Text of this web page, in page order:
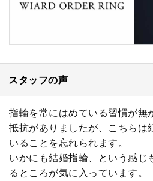
スタッフの声
指輪を常にはめている習慣が無
抵抗がありましたが、こちらは
いることを忘れられます。
いかにも結婚指輪、という感じ
るところが気に入っています。